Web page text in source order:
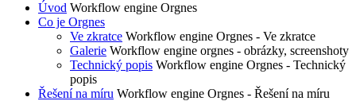
Úvod Workflow engine Orgnes
Co je Orgnes
Ve zkratce Workflow engine Orgnes - Ve zkratce
Galerie Workflow engine orgnes - obrázky, screenshoty
Technický popis Workflow engine Orgnes - Technický
popis
Řešení na míru Workflow engine Orgnes - Řešení na míru